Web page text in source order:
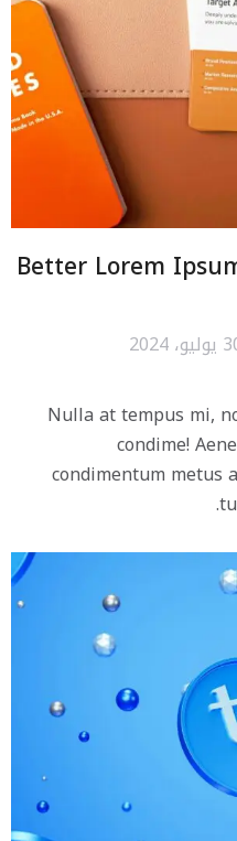
Better Lorem
2024
Nulla at tempus mi,
condime!
condimentum metus